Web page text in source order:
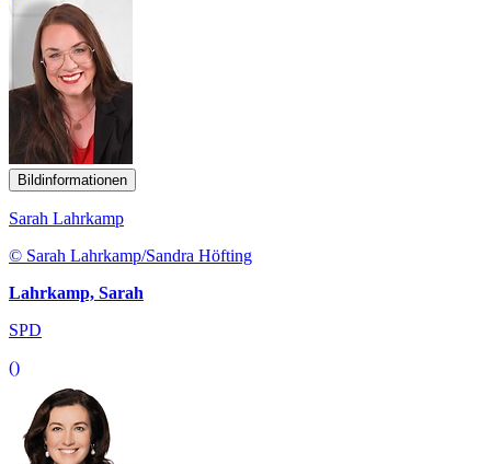
Bildinformationen
Sarah Lahrkamp
© Sarah Lahrkamp/Sandra Höfting
Lahrkamp, Sarah
SPD
()